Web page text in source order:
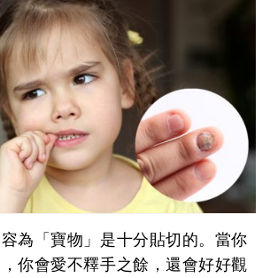
為「寶物」是十分貼切的。當你
你會愛不釋手之餘，還會好好觀